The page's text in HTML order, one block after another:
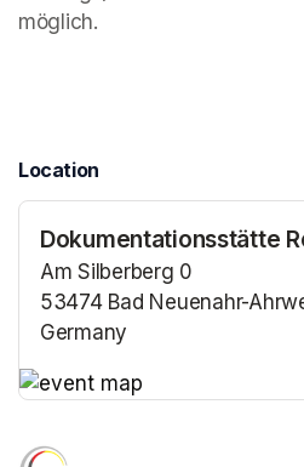
möglich.
Location
Dokumentationsstätte
Am Silberberg 0
53474 Bad Neuenahr-
Germany